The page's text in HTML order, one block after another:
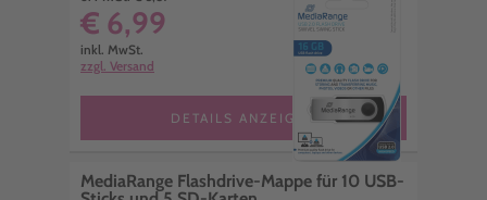
€ 6,99
inkl. MwSt.
zzgl. Versand
DETAILS ANZEIGEN
MediaRange Flashdrive-Mappe für 10 USB-